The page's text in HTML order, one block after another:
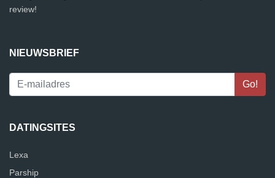
review!
NIEUWSBRIEF
DATINGSITES
Lexa
Parship